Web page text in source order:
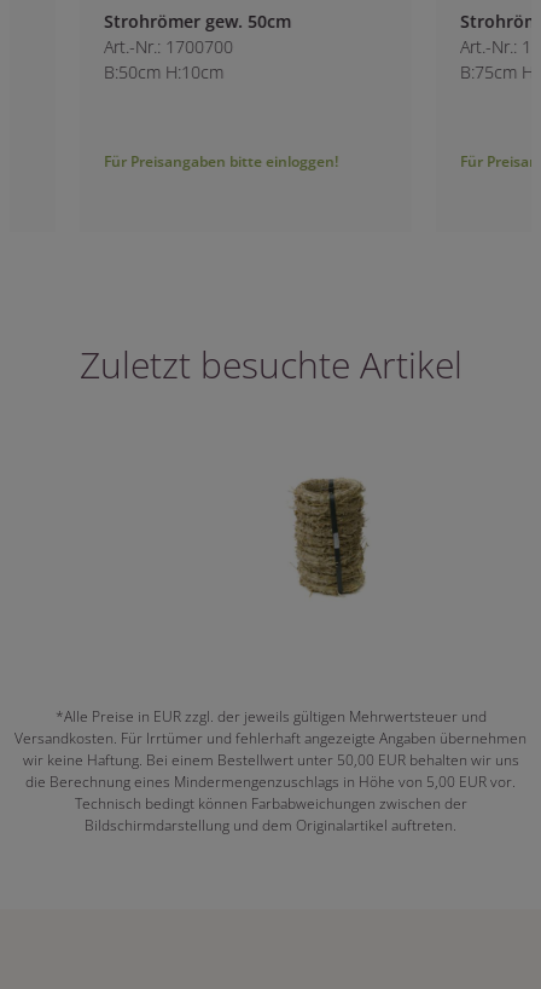
Strohrömer gew. 50cm
Art.-Nr.: 1700700
B:50cm H:10cm
Für Preisangaben bitte einloggen!
Strohrömer gew.
Art.-Nr.: 1701400
B:75cm H:14cm
Für Preisangaben
Zuletzt besuchte Artikel
*Alle Preise in EUR zzgl. der jeweils gültigen Mehrwertsteuer und
Versandkosten. Für Irrtümer und fehlerhaft angezeigte Angaben übernehmen
wir keine Haftung. Bei einem Bestellwert unter 50,00 EUR behalten wir uns
die Berechnung eines Mindermengenzuschlags in Höhe von 5,00 EUR vor.
Technisch bedingt können Farbabweichungen zwischen der
Bildschirmdarstellung und dem Originalartikel auftreten.